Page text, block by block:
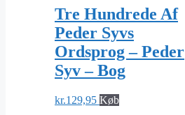
Tre Hundrede Af
Peder Syvs
Ordsprog – Peder
Syv – Bog
kr.129,95 Køb